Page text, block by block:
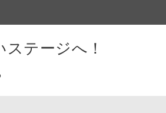
テージへ！